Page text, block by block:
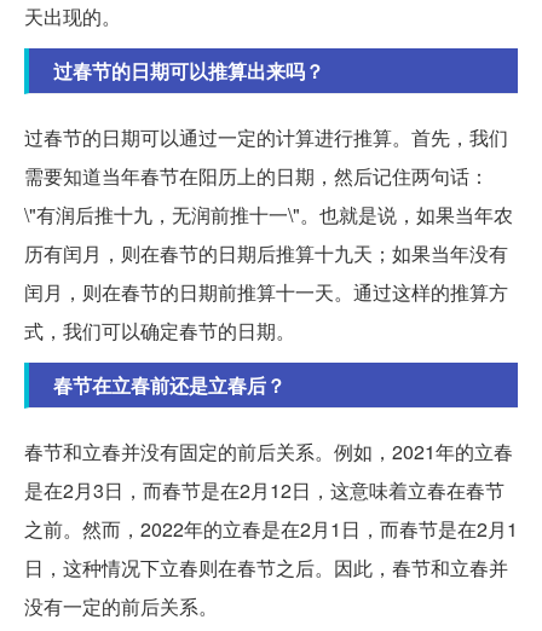
天出现的。
过春节的日期可以推算出来吗？
过春节的日期可以通过一定的计算进行推算。首先，我们
需要知道当年春节在阳历上的日期，然后记住两句话：
\"有润后推十九，无润前推十一\"。也就是说，如果当年农
历有闰月，则在春节的日期后推算十九天；如果当年没有
闰月，则在春节的日期前推算十一天。通过这样的推算方
式，我们可以确定春节的日期。
春节在立春前还是立春后？
春节和立春并没有固定的前后关系。例如，2021年的立春
是在2月3日，而春节是在2月12日，这意味着立春在春节
之前。然而，2022年的立春是在2月1日，而春节是在2月1
日，这种情况下立春则在春节之后。因此，春节和立春并
没有一定的前后关系。